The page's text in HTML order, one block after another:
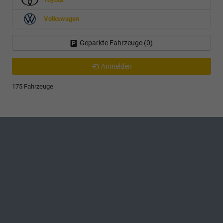
Volkswagen
Geparkte Fahrzeuge (0)
Anmelden
175 Fahrzeuge